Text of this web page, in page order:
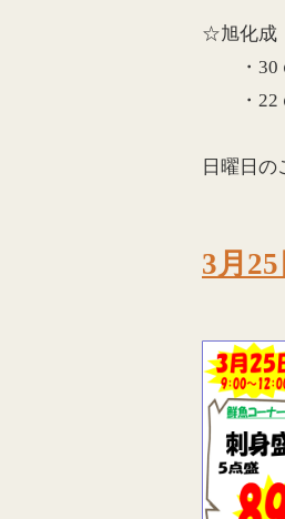
☆旭化
・30
・22
日曜日の
3月